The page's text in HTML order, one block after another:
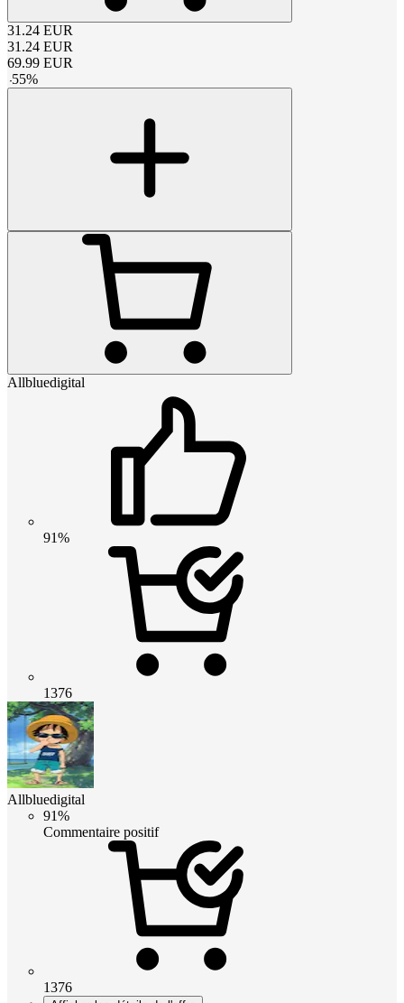
31.24 EUR
31.24 EUR
69.99 EUR
-55%
Allbluedigital
91%
1376
Allbluedigital
91%
Commentaire positif
1376